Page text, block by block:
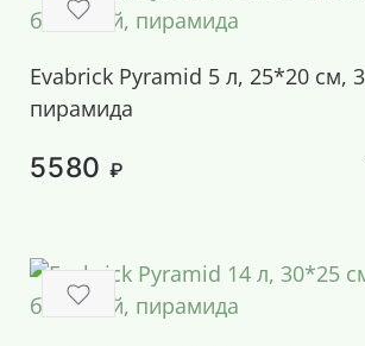
Evabrick Pyramid 5 л, 25*20 см,
пирамида
5580 ₽